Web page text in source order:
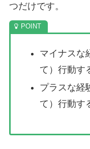
つだけです。
マイナスな
て）行動す
プラスな経
て）行動す